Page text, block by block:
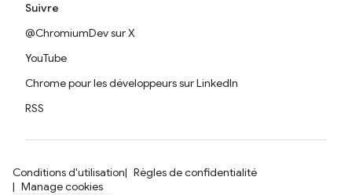
Suivre
@ChromiumDev sur X
YouTube
Chrome pour les développeurs sur LinkedIn
RSS
Conditions d'utilisation
Règles de confidentialité
Manage cookies